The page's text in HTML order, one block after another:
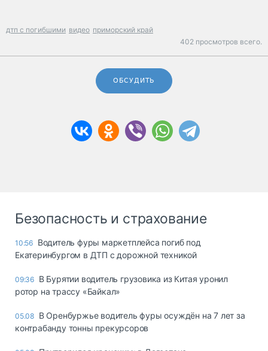
дтп с погибшими видео приморский край
402 просмотров всего.
ОБСУДИТЬ
Безопасность и страхование
10:56 Водитель фуры маркетплейса погиб под
Екатеринбургом в ДТП с дорожной техникой
09:36 В Бурятии водитель грузовика из Китая уронил
ротор на трассу «Байкал»
05.08 В Оренбуржье водитель фуры осуждён на 7 лет за
контрабанду тонны прекурсоров